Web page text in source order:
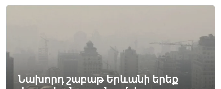
Նախորդ շաբաթ Երևանի երեք